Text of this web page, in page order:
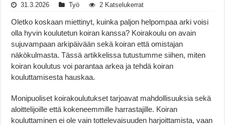
31.3.2026 Työ 2 Katselukerrat
Oletko koskaan miettinyt, kuinka paljon helpompaa arki voisi
olla hyvin koulutetun koiran kanssa? Koirakoulu on avain
sujuvampaan arkipäivään sekä koiran että omistajan
näkökulmasta. Tässä artikkelissa tutustumme siihen, miten
koiran koulutus voi parantaa arkea ja tehdä koiran
kouluttamisesta hauskaa.
Monipuoliset koirakoulutukset tarjoavat mahdollisuuksia sekä
aloittelijoille että kokeneemmille harrastajille. Koiran
kouluttaminen ei ole vain tottelevaisuuden harjoittamista, vaan